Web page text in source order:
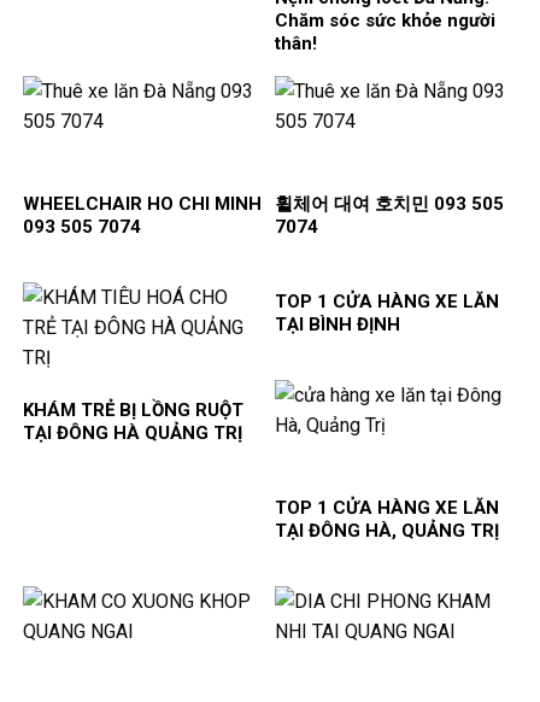
Chăm sóc sức khỏe người
thân!
WHEELCHAIR HO CHI MINH
093 505 7074
휠체어 대여 호치민 093 505
7074
KHÁM TRẺ BỊ LỒNG RUỘT
TẠI ĐÔNG HÀ QUẢNG TRỊ
TOP 1 CỬA HÀNG XE LĂN
TẠI BÌNH ĐỊNH
TOP 1 CỬA HÀNG XE LĂN
TẠI ĐÔNG HÀ, QUẢNG TRỊ